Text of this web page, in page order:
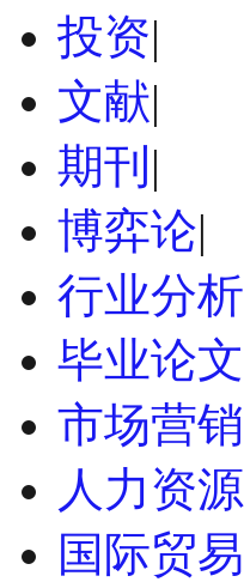
投资|
文献|
期刊 |
博弈论|
行业分析
毕业论文
市场营销
人力资源
国际贸易